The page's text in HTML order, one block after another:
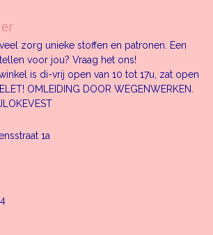
zorg unieke stoffen en patronen. Een
voor jou? Vraag het ons!
is di-vrij open van 10 tot 17u, zat open
OMLEIDING DOOR WEGENWERKEN.
1a